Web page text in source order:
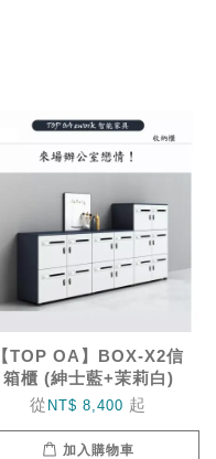
【TOP OA】BOX-X2信
箱櫃 (紳士藍+茉莉白)
從 NT$ 8,400 起
加入購物車